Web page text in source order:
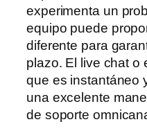
experimenta un
equipo puede
diferente para
plazo. El live chat o
que es instantáneo
una excelente
de soporte